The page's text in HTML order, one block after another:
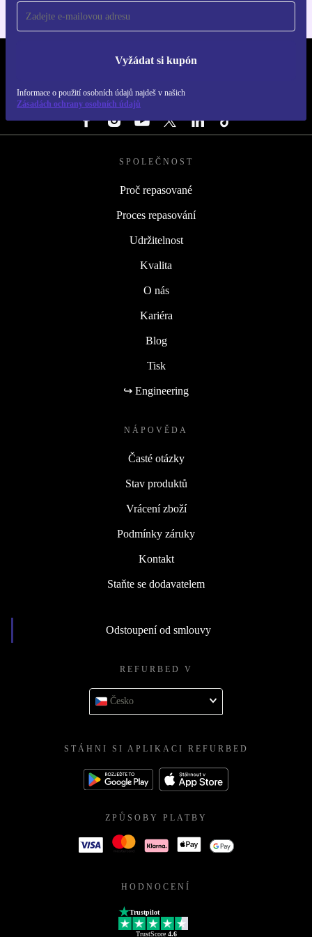
Vyžádat si kupón
Informace o použití osobních údajů najdeš v našich
Zásadách ochrany osobních údajů
REFURBED ČESKO - RETHINK NEW.
SLEDUJ NÁS
SPOLEČNOST
Proč repasované
Proces repasování
Udržitelnost
Kvalita
O nás
Kariéra
Blog
Tisk
↪ Engineering
NÁPOVĚDA
Časté otázky
Stav produktů
Vrácení zboží
Podmínky záruky
Kontakt
Staňte se dodavatelem
Odstoupení od smlouvy
REFURBED V
Česko
STÁHNI SI APLIKACI REFURBED
ZPŮSOBY PLATBY
HODNOCENÍ
Trustpilot
TrustScore 4.6